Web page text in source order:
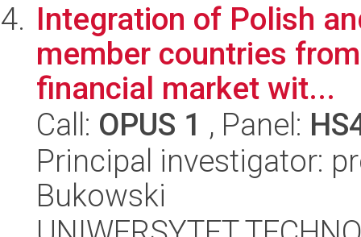
Integration of Polish
member countries
financial market wit...
Call: OPUS 1 , Panel:
Principal investigator:
Bukowski